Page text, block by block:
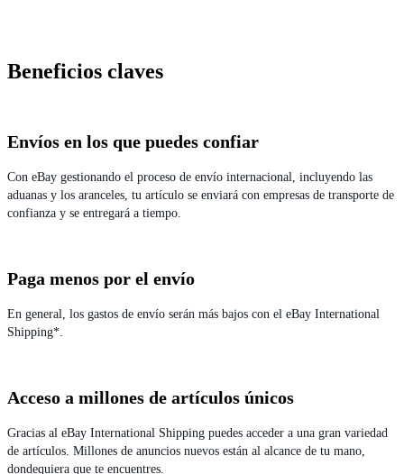
Beneficios claves
Envíos en los que puedes confiar
Con eBay gestionando el proceso de envío internacional, incluyendo las
aduanas y los aranceles, tu artículo se enviará con empresas de transporte de
confianza y se entregará a tiempo.
Paga menos por el envío
En general, los gastos de envío serán más bajos con el eBay International
Shipping*.
Acceso a millones de artículos únicos
Gracias al eBay International Shipping puedes acceder a una gran variedad
de artículos. Millones de anuncios nuevos están al alcance de tu mano,
dondequiera que te encuentres.